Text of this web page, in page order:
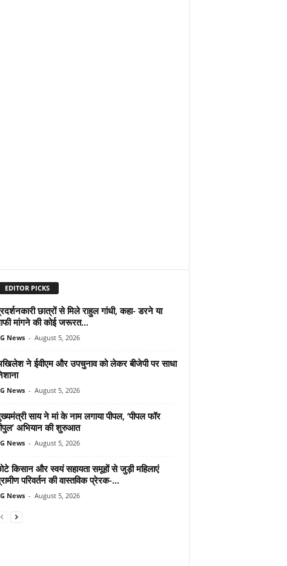
EDITOR PICKS
छात्रों से मिले राहुल गांधी, कहा- डरने या
मांगने की कोई जरूरत...
News - August 5, 2026
ने ईवीएम और उपचुनाव को लेकर बीजेपी पर साधा
News - August 5, 2026
साय ने मां के नाम लगाया पीपल, ‘पीपल फॉर
अभियान की शुरुआत
News - August 5, 2026
किसान और स्वयं सहायता समूहों से जुड़ी महिलाएं
परिवर्तन की वास्तविक प्रेरक-...
News - August 5, 2026